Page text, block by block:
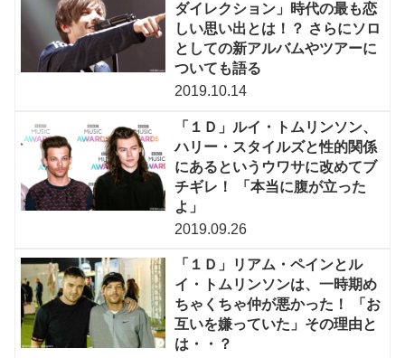
ダイレクション」時代の最も恋
しい思い出とは！？ さらにソロ
としての新アルバムやツアーに
ついても語る
2019.10.14
「１Ｄ」ルイ・トムリンソン、
ハリー・スタイルズと性的関係
にあるというウワサに改めてブ
チギレ！ 「本当に腹が立った
よ」
2019.09.26
「１Ｄ」リアム・ペインとル
イ・トムリンソンは、一時期め
ちゃくちゃ仲が悪かった！ 「お
互いを嫌っていた」その理由と
は・・？